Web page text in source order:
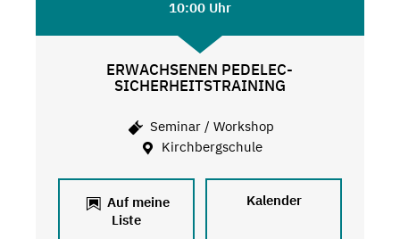
10:00 Uhr
ERWACHSENEN PEDELEC-
SICHERHEITSTRAINING
Seminar / Workshop
Kirchbergschule
Auf meine
Liste
Kalender